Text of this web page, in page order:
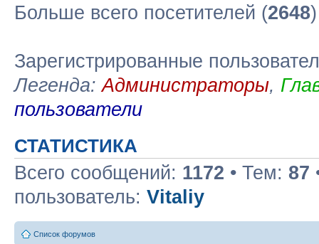
Больше всего посетителей (2648
Зарегистрированные
Легенда:Администраторы,
пользователи
СТАТИСТИКА
Всего сообщений: 1172 • Тем: 87
пользователь: Vitaliy
Список форумов